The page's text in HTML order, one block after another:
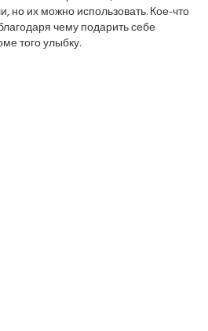
но их можно использовать. Кое-что
чему подарить себе
того улыбку.